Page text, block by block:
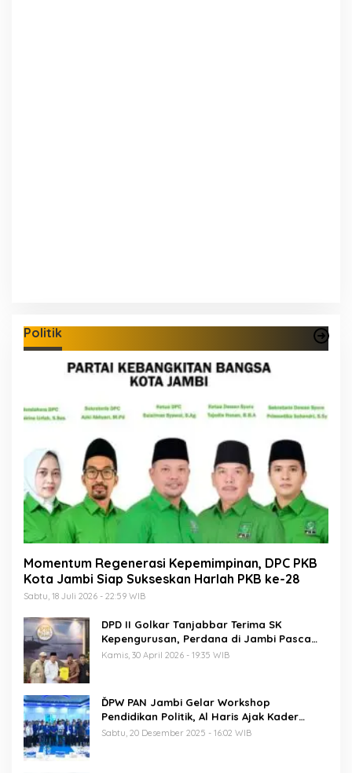
Politik
Momentum Regenerasi Kepemimpinan, DPC PKB
Kota Jambi Siap Sukseskan Harlah PKB ke-28
Sabtu, 18 Juli 2026 - 22:59 WIB
DPD II Golkar Tanjabbar Terima SK
Kepengurusan, Perdana di Jambi Pasca
Musda
Kamis, 30 April 2026 - 19:35 WIB
ĎPW PAN Jambi Gelar Workshop
Pendidikan Politik, Al Haris Ajak Kader
Perkuat Soliditas Jelang Pemilu 2029
Sabtu, 20 Desember 2025 - 16:02 WIB